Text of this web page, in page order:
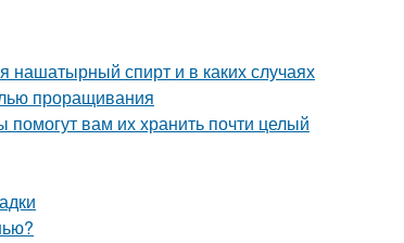
нашатырный спирт и в каких случаях
проращивания
вам их хранить почти целый